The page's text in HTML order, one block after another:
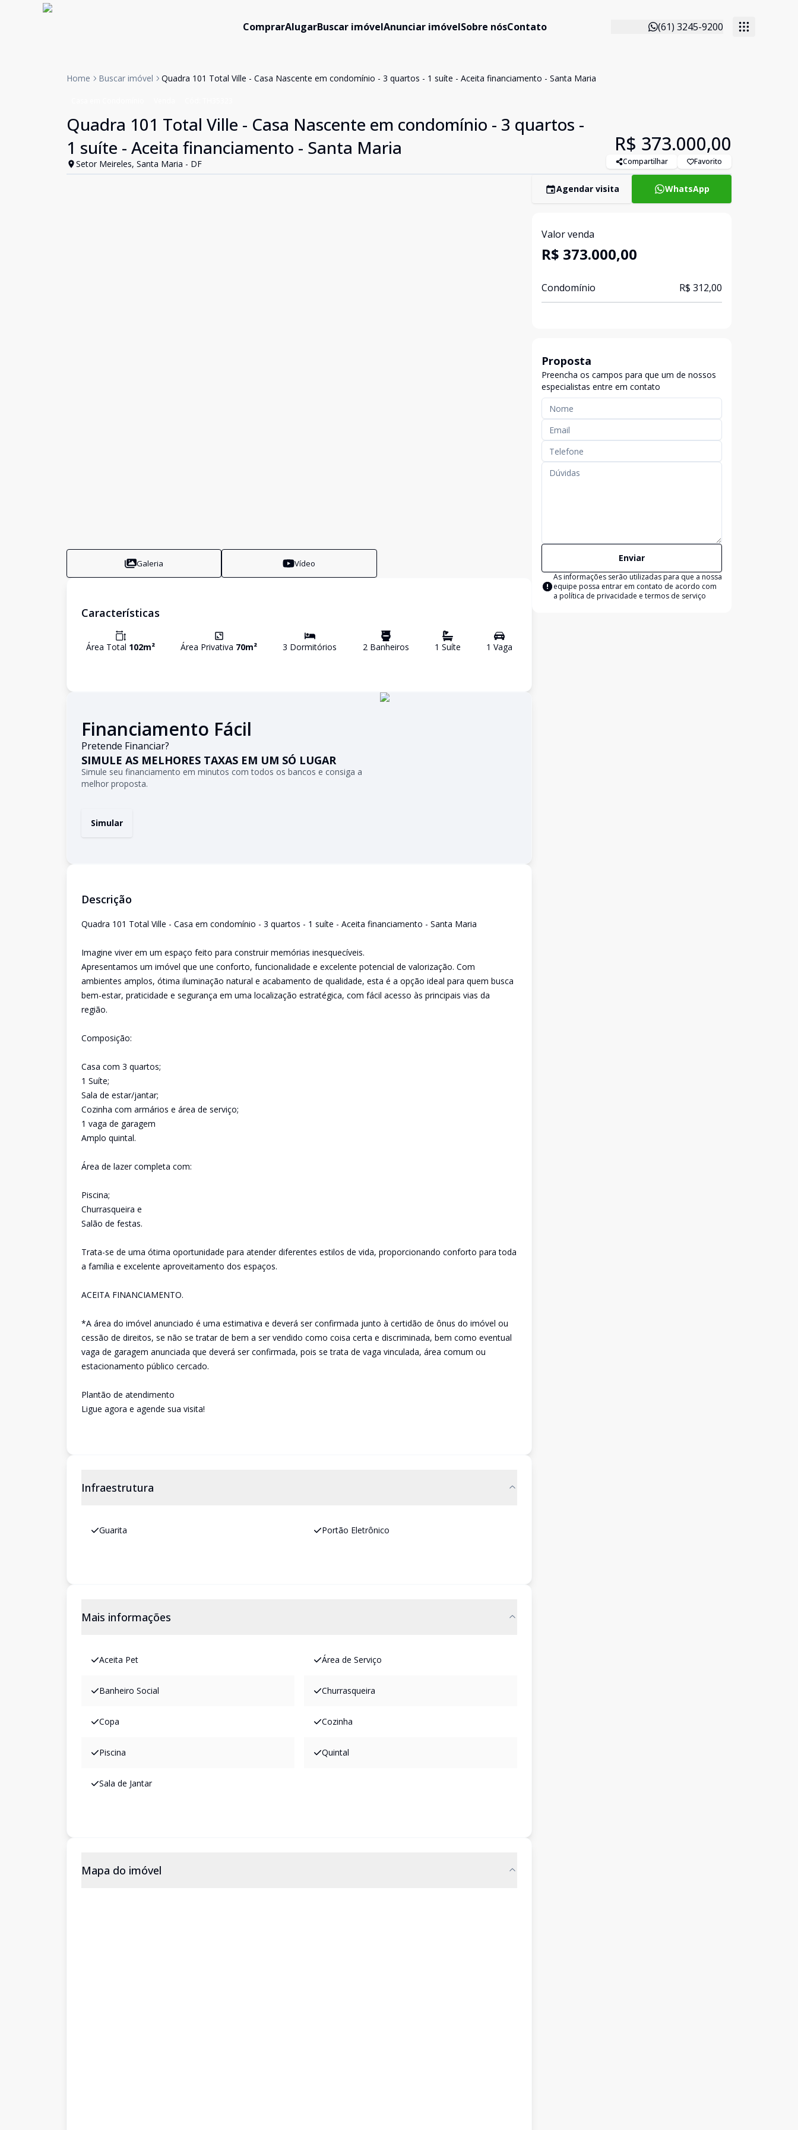
ComprarAlugarBuscar imóvelAnunciar imóvelSobre nósContato (61) 3245-9200
Home Buscar imóvel Quadra 101 Total Ville - Casa Nascente em condomínio - 3 quartos - 1 suíte - Aceita financiamento - Santa Maria
Quadra 101 Total Ville - Casa Nascente em condomínio - 3 quartos -
1 suíte - Aceita financiamento - Santa Maria
Setor Meireles, Santa Maria - DF
R$ 373.000,00
Compartilhar Favorito
Galeria Vídeo
Características
Área Total 102m² Área Privativa 70m² 3 Dormitórios 2Banheiros 1 Suíte 1 Vaga
Financiamento Fácil
Pretende Financiar?
SIMULE AS MELHORES TAXAS EM UM SÓ LUGAR
Simule seu financiamento em minutos com todos os bancos e consiga a
melhor proposta.
Simular
Descrição
Quadra 101 Total Ville - Casa em condomínio - 3 quartos - 1 suíte - Aceita financiamento - Santa Maria
Imagine viver em um espaço feito para construir memórias inesquecíveis.
Apresentamos um imóvel que une conforto, funcionalidade e excelente potencial de valorização. Com
ambientes amplos, ótima iluminação natural e acabamento de qualidade, esta é a opção ideal para quem busca
bem-estar, praticidade e segurança em uma localização estratégica, com fácil acesso às principais vias da
região.
Composição:
Casa com 3 quartos;
1 Suíte;
Sala de estar/jantar;
Cozinha com armários e área de serviço;
1 vaga de garagem
Amplo quintal.
Área de lazer completa com:
Piscina;
Churrasqueira e
Salão de festas.
Trata-se de uma ótima oportunidade para atender diferentes estilos de vida, proporcionando conforto para toda
a família e excelente aproveitamento dos espaços.
ACEITA FINANCIAMENTO.
*A área do imóvel anunciado é uma estimativa e deverá ser confirmada junto à certidão de ônus do imóvel ou
cessão de direitos, se não se tratar de bem a ser vendido como coisa certa e discriminada, bem como eventual
vaga de garagem anunciada que deverá ser confirmada, pois se trata de vaga vinculada, área comum ou
estacionamento público cercado.
Plantão de atendimento
Ligue agora e agende sua visita!
Infraestrutura
Guarita Portão Eletrônico
Mais informações
Aceita Pet Área de Serviço
Banheiro Social Churrasqueira
Copa Cozinha
Piscina Quintal
Sala de Jantar
Mapa do imóvel
Agendar visita WhatsApp
Valor venda
R$ 373.000,00
Condomínio R$ 312,00
Proposta
Preencha os campos para que um de nossos
especialistas entre em contato
Enviar
As informações serão utilizadas para que a nossa
equipe possa entrar em contato de acordo com
a política de privacidade e termos de serviço